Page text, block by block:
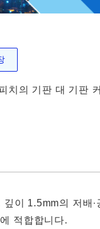
치의 기판 대 기판
이 1.5mm의 저배
적합합니다.